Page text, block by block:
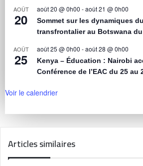
AOÛT
20
août 20 @ 0h00 -août 21 @ 0h00
Sommet sur les dynamiques
transfrontalier au Botswana
AOÛT
25
août 25 @ 0h00 -août 28 @ 0h00
Kenya – Éducation : Nairobi
Conférence de l’EAC du 25 au
Voir le calendrier
Articles similaires